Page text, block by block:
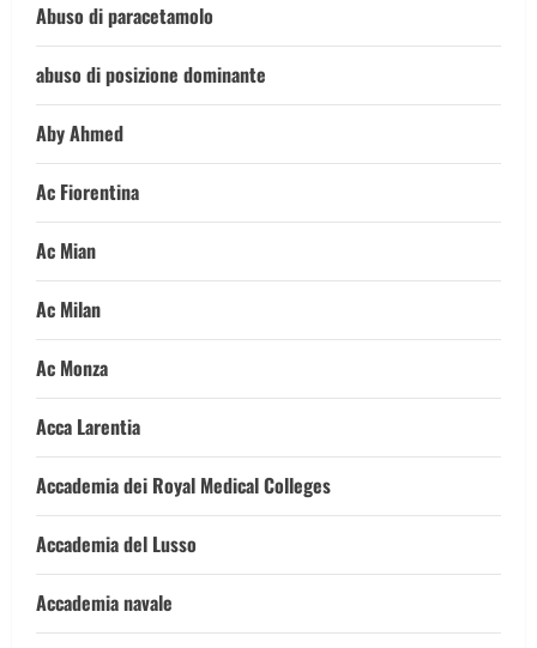
Abuso di paracetamolo
abuso di posizione dominante
Aby Ahmed
Ac Fiorentina
Ac Mian
Ac Milan
Ac Monza
Acca Larentia
Accademia dei Royal Medical Colleges
Accademia del Lusso
Accademia navale